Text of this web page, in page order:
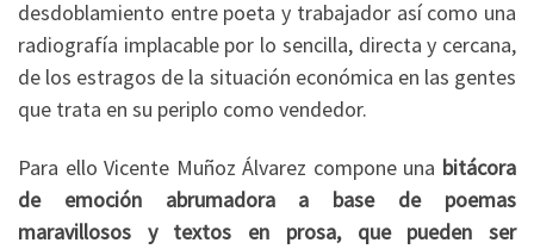
desdoblamiento entre poeta y trabajador así como una
radiografía implacable por lo sencilla, directa y cercana,
de los estragos de la situación económica en las gentes
que trata en su periplo como vendedor.
Para ello Vicente Muñoz Álvarez compone una bitácora
de emoción abrumadora a base de poemas
maravillosos y textos en prosa, que pueden ser